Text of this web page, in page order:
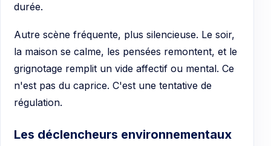
durée.
Autre scène fréquente, plus silencieuse. Le soir,
la maison se calme, les pensées remontent, et le
grignotage remplit un vide affectif ou mental. Ce
n'est pas du caprice. C'est une tentative de
régulation.
Les déclencheurs environnementaux